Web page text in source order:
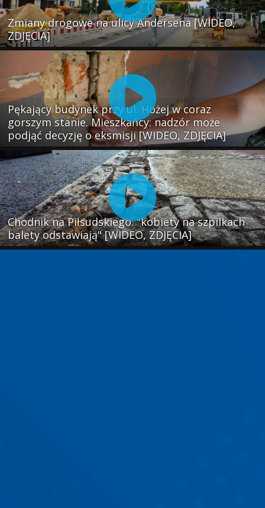
Zmiany drogowe na ulicy Andersena [WIDEO,
ZDJĘCIA]
Pękający budynek przy ul. Hożej w coraz
gorszym stanie. Mieszkańcy: nadzór może
podjąć decyzję o eksmisji [WIDEO, ZDJĘCIA]
Chodnik na Piłsudskiego: "kobiety na szpilkach
balety odstawiają" [WIDEO, ZDJĘCIA]